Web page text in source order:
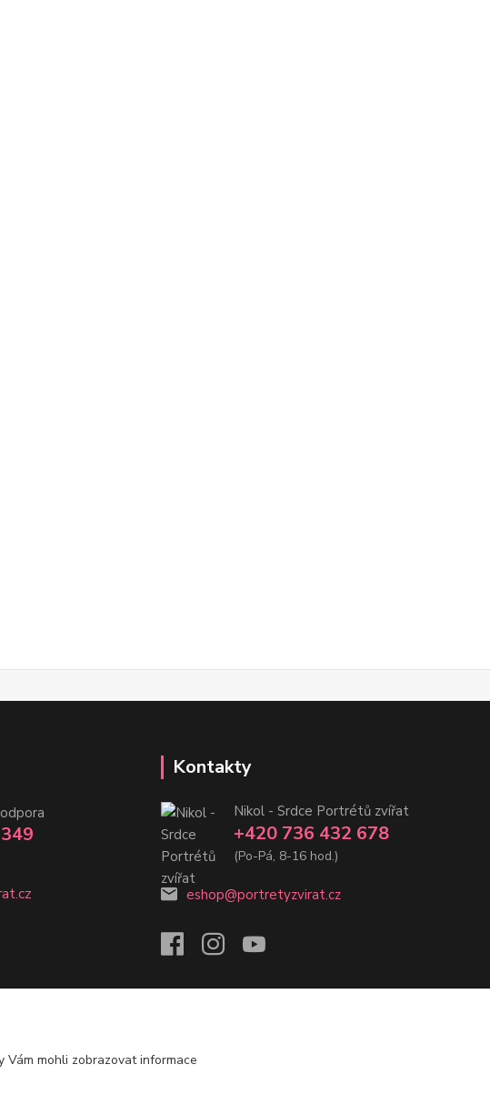
Kontakty
Nikol - Srdce Portrétů zvířat
+420 736 432 678
(Po-Pá, 8-16 hod.)
eshop@portretyzvirat.cz
Vám mohli zobrazovat informace